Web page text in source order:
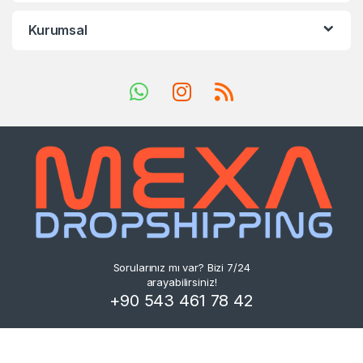
Kurumsal
Sorularınız mı var? Bizi 7/24
arayabilirsiniz!
+90 543 461 78 42